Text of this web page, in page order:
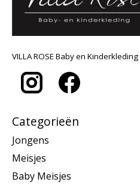
VILLA ROSE Baby en Kinderkleding
Categorieën
Jongens
Meisjes
Baby Meisjes